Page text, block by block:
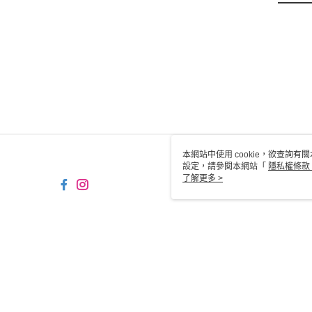
本網站中使用 cookie，欲查詢有
設定，請參閱本網站「 隱私權條款
使用 cookie。
了解更多 >